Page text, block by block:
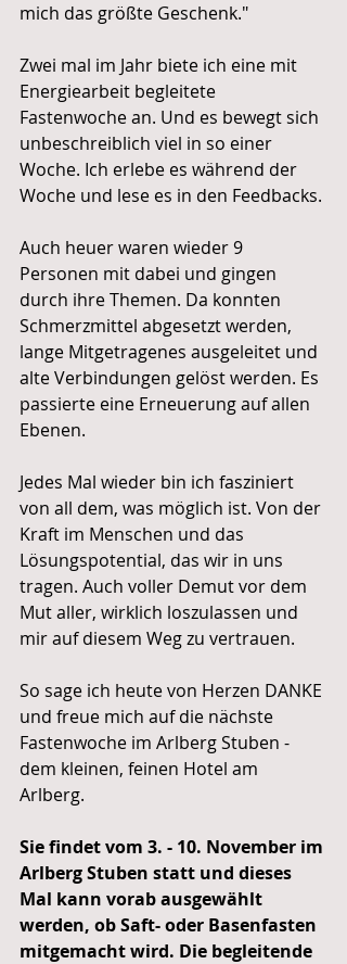
mich das größte Geschenk."
Zwei mal im Jahr biete ich eine mit
Energiearbeit begleitete
Fastenwoche an. Und es bewegt sich
unbeschreiblich viel in so einer
Woche. Ich erlebe es während der
Woche und lese es in den Feedbacks.
Auch heuer waren wieder 9
Personen mit dabei und gingen
durch ihre Themen. Da konnten
Schmerzmittel abgesetzt werden,
lange Mitgetragenes ausgeleitet und
alte Verbindungen gelöst werden. Es
passierte eine Erneuerung auf allen
Ebenen.
Jedes Mal wieder bin ich fasziniert
von all dem, was möglich ist. Von der
Kraft im Menschen und das
Lösungspotential, das wir in uns
tragen. Auch voller Demut vor dem
Mut aller, wirklich loszulassen und
mir auf diesem Weg zu vertrauen.
So sage ich heute von Herzen DANKE
und freue mich auf die nächste
Fastenwoche im Arlberg Stuben -
dem kleinen, feinen Hotel am
Arlberg.
Sie findet vom 3. - 10. November im
Arlberg Stuben statt und dieses
Mal kann vorab ausgewählt
werden, ob Saft- oder Basenfasten
mitgemacht wird. Die begleitende